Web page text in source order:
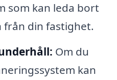
som kan leda bort
din fastighet.
Om du
kan